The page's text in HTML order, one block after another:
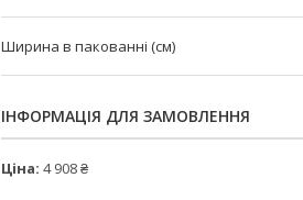
Ширина в пакованні (см)
ІНФОРМАЦІЯ ДЛЯ ЗАМОВЛЕННЯ
Ціна: 4 908 ₴